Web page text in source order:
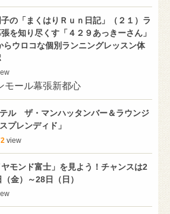
の「まくはりＲｕｎ日記」（２１）ラ
を知り尽くす「４２９あっきーさん」
らウロコな個別ランニングレッスン体
モール幕張新都心
ル ザ・マンハッタンバー＆ラウンジ
スプレンディド」
view
ヤモンド富士」を見よう！チャンスは2
（金）～28日（日）